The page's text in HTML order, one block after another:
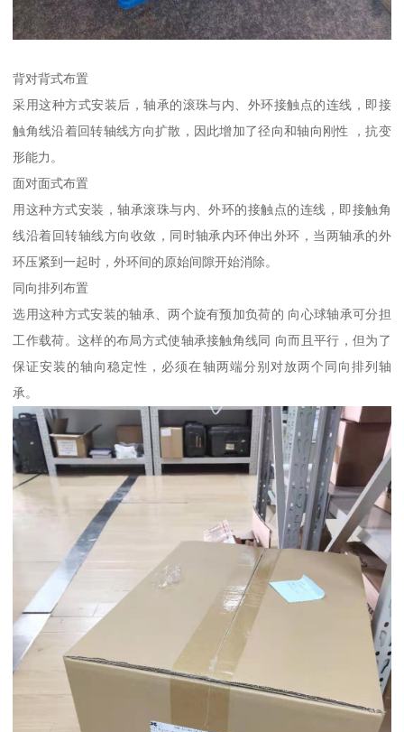
背对背式布置
采用这种方式安装后，轴承的滚珠与内、外环接触点的连线，即接
触角线沿着回转轴线方向扩散，因此增加了径向和轴向刚性 ，抗变
形能力。
面对面式布置
用这种方式安装，轴承滚珠与内、外环的接触点的连线，即接触角
线沿着回转轴线方向收敛，同时轴承内环伸出外环，当两轴承的外
环压紧到一起时，外环间的原始间隙开始消除。
同向排列布置
选用这种方式安装的轴承、两个旋有预加负荷的 向心球轴承可分担
工作载荷。这样的布局方式使轴承接触角线同 向而且平行，但为了
保证安装的轴向稳定性，必须在轴两端分别对放两个同向排列轴
承。